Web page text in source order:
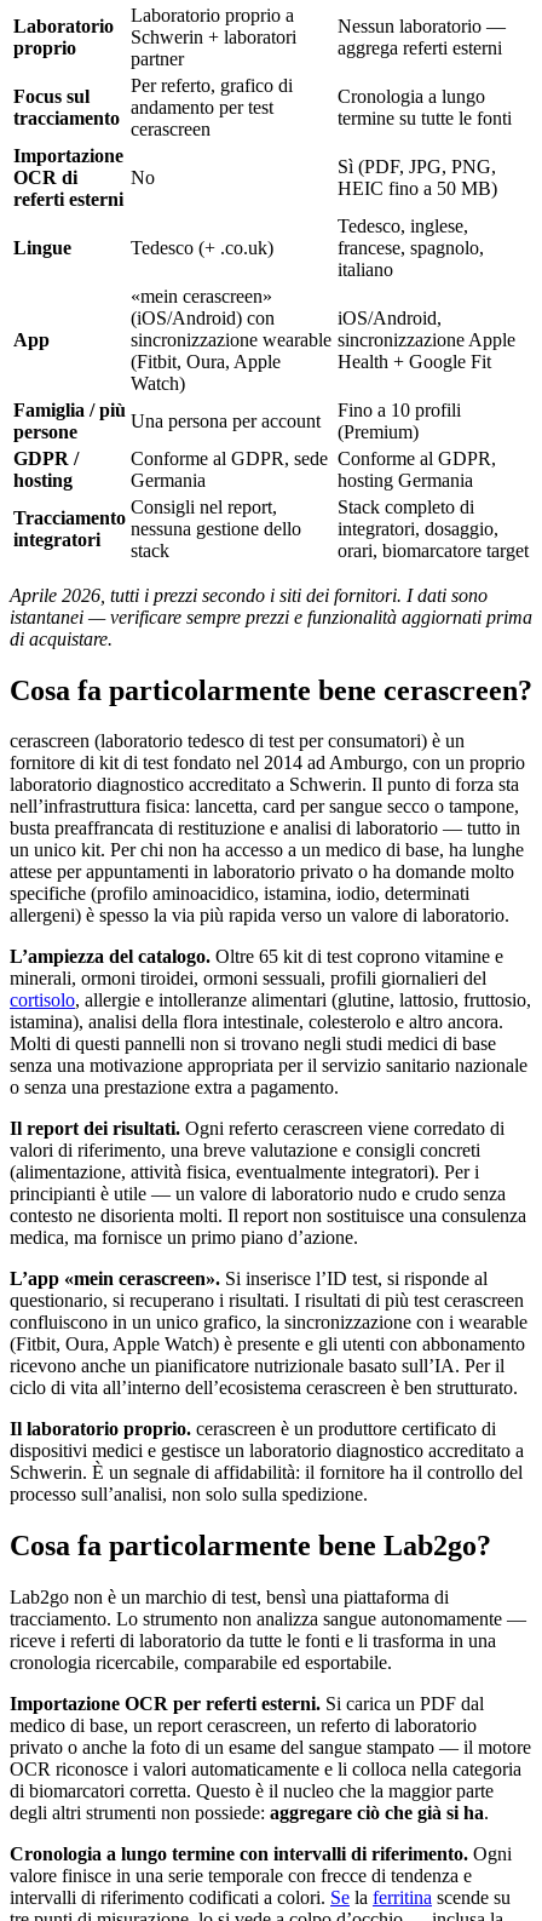
Laboratorio
proprio
Laboratorio proprio a
Schwerin + laboratori
partner
Nessun laboratorio —
aggrega referti esterni
Focus sul
tracciamento
Per referto, grafico di
andamento per test
cerascreen
Cronologia a lungo
termine su tutte le fonti
Importazione
OCR di
referti esterni
No
Sì (PDF, JPG, PNG,
HEIC fino a 50 MB)
Lingue Tedesco (+ .co.uk)
Tedesco, inglese,
francese, spagnolo,
italiano
App
«mein cerascreen»
(iOS/Android) con
sincronizzazione wearable
(Fitbit, Oura, Apple
Watch)
iOS/Android,
sincronizzazione Apple
Health + Google Fit
Famiglia / più
persone
Una persona per account
Fino a 10 profili
(Premium)
GDPR /
hosting
Conforme al GDPR, sede
Germania
Conforme al GDPR,
hosting Germania
Tracciamento
integratori
Consigli nel report,
nessuna gestione dello
stack
Stack completo di
integratori, dosaggio,
orari, biomarcatore target
Aprile 2026, tutti i prezzi secondo i siti dei fornitori. I dati sono
istantanei — verificare sempre prezzi e funzionalità aggiornati prima
di acquistare.
Cosa fa particolarmente bene cerascreen?
cerascreen (laboratorio tedesco di test per consumatori) è un
fornitore di kit di test fondato nel 2014 ad Amburgo, con un proprio
laboratorio diagnostico accreditato a Schwerin. Il punto di forza sta
nell’infrastruttura fisica: lancetta, card per sangue secco o tampone,
busta preaffrancata di restituzione e analisi di laboratorio — tutto in
un unico kit. Per chi non ha accesso a un medico di base, ha lunghe
attese per appuntamenti in laboratorio privato o ha domande molto
specifiche (profilo aminoacidico, istamina, iodio, determinati
allergeni) è spesso la via più rapida verso un valore di laboratorio.
L’ampiezza del catalogo. Oltre 65 kit di test coprono vitamine e
minerali, ormoni tiroidei, ormoni sessuali, profili giornalieri del
cortisolo, allergie e intolleranze alimentari (glutine, lattosio, fruttosio,
istamina), analisi della flora intestinale, colesterolo e altro ancora.
Molti di questi pannelli non si trovano negli studi medici di base
senza una motivazione appropriata per il servizio sanitario nazionale
o senza una prestazione extra a pagamento.
Il report dei risultati. Ogni referto cerascreen viene corredato di
valori di riferimento, una breve valutazione e consigli concreti
(alimentazione, attività fisica, eventualmente integratori). Per i
principianti è utile — un valore di laboratorio nudo e crudo senza
contesto ne disorienta molti. Il report non sostituisce una consulenza
medica, ma fornisce un primo piano d’azione.
L’app «mein cerascreen». Si inserisce l’ID test, si risponde al
questionario, si recuperano i risultati. I risultati di più test cerascreen
confluiscono in un unico grafico, la sincronizzazione con i wearable
(Fitbit, Oura, Apple Watch) è presente e gli utenti con abbonamento
ricevono anche un pianificatore nutrizionale basato sull’IA. Per il
ciclo di vita all’interno dell’ecosistema cerascreen è ben strutturato.
Il laboratorio proprio. cerascreen è un produttore certificato di
dispositivi medici e gestisce un laboratorio diagnostico accreditato a
Schwerin. È un segnale di affidabilità: il fornitore ha il controllo del
processo sull’analisi, non solo sulla spedizione.
Cosa fa particolarmente bene Lab2go?
Lab2go non è un marchio di test, bensì una piattaforma di
tracciamento. Lo strumento non analizza sangue autonomamente —
riceve i referti di laboratorio da tutte le fonti e li trasforma in una
cronologia ricercabile, comparabile ed esportabile.
Importazione OCR per referti esterni. Si carica un PDF dal
medico di base, un report cerascreen, un referto di laboratorio
privato o anche la foto di un esame del sangue stampato — il motore
OCR riconosce i valori automaticamente e li colloca nella categoria
di biomarcatori corretta. Questo è il nucleo che la maggior parte
degli altri strumenti non possiede: aggregare ciò che già si ha.
Cronologia a lungo termine con intervalli di riferimento. Ogni
valore finisce in una serie temporale con frecce di tendenza e
intervalli di riferimento codificati a colori. Se la ferritina scende su